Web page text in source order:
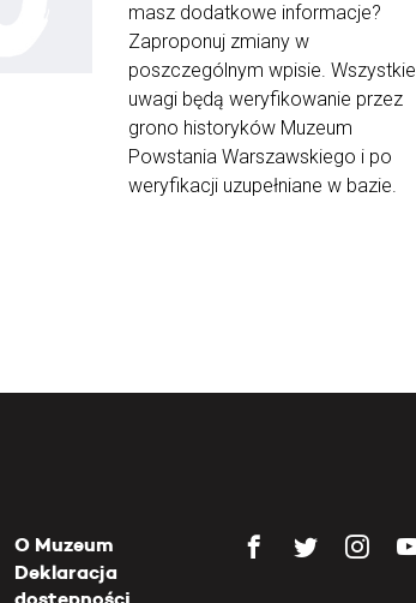
masz dodatkowe informacje?
Zaproponuj zmiany w
poszczególnym wpisie. Wszystkie
uwagi będą weryfikowanie przez
grono historyków Muzeum
Powstania Warszawskiego i po
weryfikacji uzupełniane w bazie.
O Muzeum
Deklaracja